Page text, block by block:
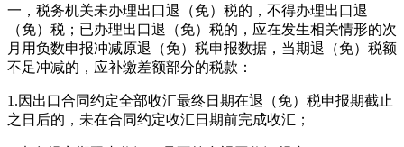
一，税务机关未办理出口退（免）税的，不得办理出口退
（免）税；已办理出口退（免）税的，应在发生相关情形的次
月用负数申报冲减原退（免）税申报数据，当期退（免）税额
不足冲减的，应补缴差额部分的税款：
1.因出口合同约定全部收汇最终日期在退（免）税申报期截止
之日后的，未在合同约定收汇日期前完成收汇；